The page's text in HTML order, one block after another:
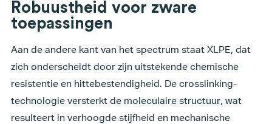
Robuustheid voor zware
toepassingen
Aan de andere kant van het spectrum staat XLPE, dat
zich onderscheidt door zijn uitstekende chemische
resistentie en hittebestendigheid. De crosslinking-
technologie versterkt de moleculaire structuur, wat
resulteert in verhoogde stijfheid en mechanische